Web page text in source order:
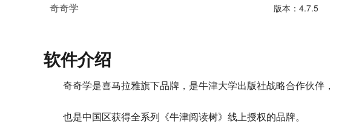
奇奇学 版本：4.7.5
软件介绍
奇奇学是喜马拉雅旗下品牌，是牛津大学出版社战略合作伙伴，
也是中国区获得全系列《牛津阅读树》线上授权的品牌。